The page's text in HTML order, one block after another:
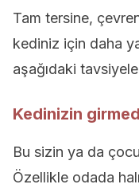
Tam tersine,
kediniz için daha
aşağıdaki
Kedinizin
Bu sizin ya da
Özellikle odada